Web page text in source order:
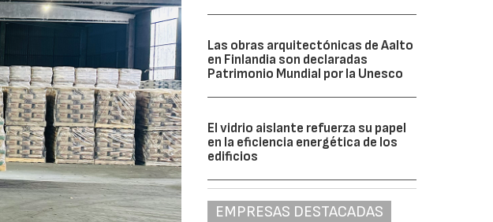
Las obras arquitectónicas de Aalto
en Finlandia son declaradas
Patrimonio Mundial por la Unesco
El vidrio aislante refuerza su papel
en la eficiencia energética de los
edificios
EMPRESAS DESTACADAS